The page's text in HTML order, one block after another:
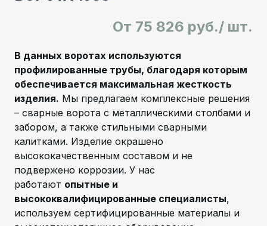
От 75 826 руб./ шт.
В данных воротах используются
профилированные трубы, благодаря которым
обеспечивается максимальная жесткость
изделия. Мы предлагаем комплексные решения
– сварные ворота с металлическими столбами и
забором, а также стильными сварными
калитками. Изделие окрашено
высококачественным составом и не
подвержено коррозии. У нас
работают опытные и
высококвалифицированные специалисты,
используем сертифицированные материалы и